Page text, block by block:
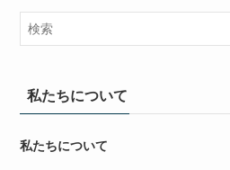
私たちについて
私たちについて